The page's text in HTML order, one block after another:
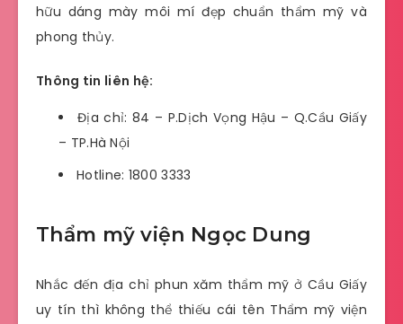
hữu dáng mày môi mí đẹp chuẩn thẩm mỹ và
phong thủy.
Thông tin liên hệ:
Địa chỉ: 84 – P.Dịch Vọng Hậu – Q.Cầu Giấy
– TP.Hà Nội
Hotline: 1800 3333
Thẩm mỹ viện Ngọc Dung
Nhắc đến địa chỉ phun xăm thẩm mỹ ở Cầu Giấy
uy tín thì không thể thiếu cái tên Thẩm mỹ viện